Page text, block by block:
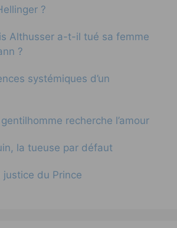
?
Althusser a-t-il tué sa femme
?
systémiques d’un
recherche l’amour
la tueuse par défaut
du Prince